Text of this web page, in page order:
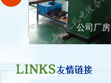
公司厂房